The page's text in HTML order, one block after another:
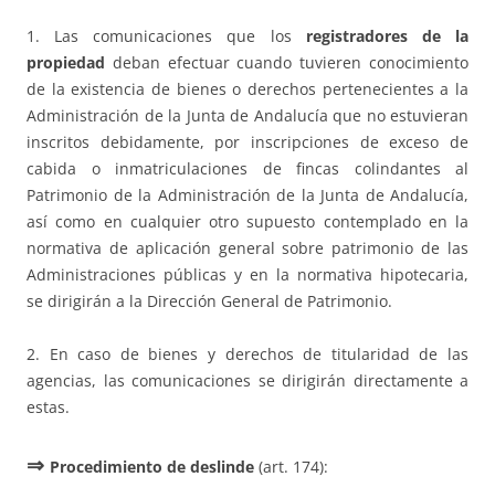
1. Las comunicaciones que los registradores de la
propiedad deban efectuar cuando tuvieren conocimiento
de la existencia de bienes o derechos pertenecientes a la
Administración de la Junta de Andalucía que no estuvieran
inscritos debidamente, por inscripciones de exceso de
cabida o inmatriculaciones de fincas colindantes al
Patrimonio de la Administración de la Junta de Andalucía,
así como en cualquier otro supuesto contemplado en la
normativa de aplicación general sobre patrimonio de las
Administraciones públicas y en la normativa hipotecaria,
se dirigirán a la Dirección General de Patrimonio.
2. En caso de bienes y derechos de titularidad de las
agencias, las comunicaciones se dirigirán directamente a
estas.
⇒ Procedimiento de deslinde (art. 174):